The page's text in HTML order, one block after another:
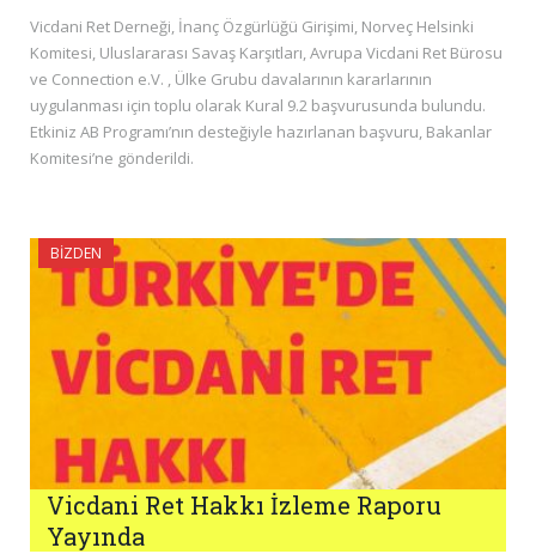
Vicdani Ret Derneği, İnanç Özgürlüğü Girişimi, Norveç Helsinki
Komitesi, Uluslararası Savaş Karşıtları, Avrupa Vicdani Ret Bürosu
ve Connection e.V. , Ülke Grubu davalarının kararlarının
uygulanması için toplu olarak Kural 9.2 başvurusunda bulundu.
Etkiniz AB Programı’nın desteğiyle hazırlanan başvuru, Bakanlar
Komitesi’ne gönderildi.
BIZDEN
Vicdani Ret Hakkı İzleme Raporu
Yayında